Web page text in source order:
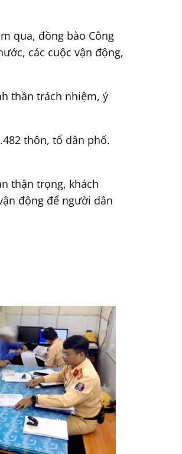
qua, đồng bào Công
các cuộc vận động,
thần trách nhiệm, ý
thôn, tổ dân phố.
thận trọng, khách
động để người dân